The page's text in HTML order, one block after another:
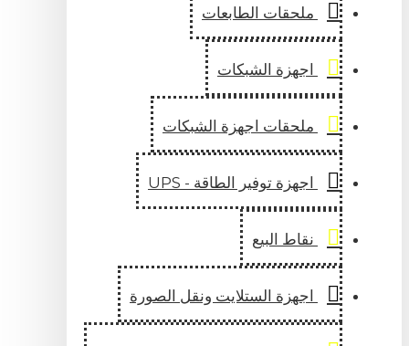
ملحقات الطابعات
اجهزة الشبكات
ملحقات اجهزة الشبكات
اجهزة توفير الطاقة - UPS
نقاط البيع
اجهزة الستلايت ونقل الصورة